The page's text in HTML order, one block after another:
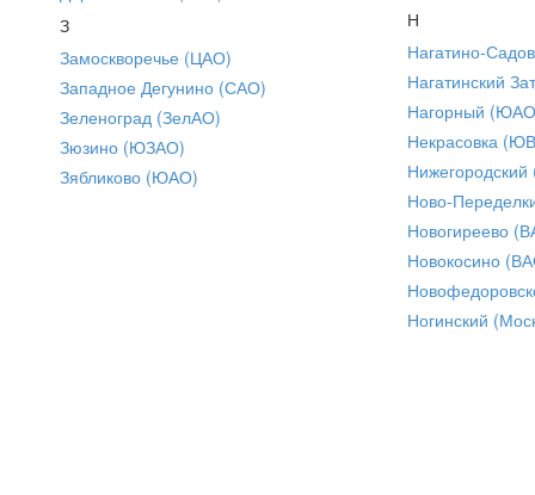
З
Замоскворечье (ЦАО)
Западное Дегунино (САО)
Зеленоград (ЗелАО)
Зюзино (ЮЗАО)
Зябликово (ЮАО)
Н
Нагатино-
Нагатинский
Нагорный
Некрасовка
Ново-
Новогиреево
Новокосино
Ногинский